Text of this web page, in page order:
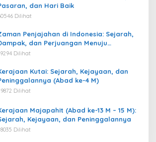
dan Hari Baik
Dilihat
Penjajahan di Indonesia: Sejarah,
dan Perjuangan Menuju
Dilihat
Kutai: Sejarah, Kejayaan, dan
(Abad ke-4 M)
Dilihat
Majapahit (Abad ke-13 M – 15 M):
Kejayaan, dan Peninggalannya
Dilihat